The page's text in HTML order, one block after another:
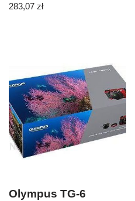
283,07 zł
Olympus TG‑6